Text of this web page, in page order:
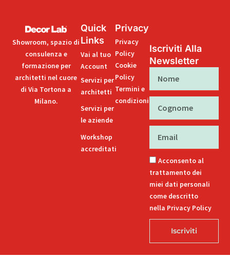
Showroom, spazio di
consulenza e
formazione per
architetti nel cuore
di Via Tortona a
Milano.
Quick
Links
Vai al tuo
Account
Servizi per
architetti
Servizi per
le aziende
Workshop
accreditati
Privacy
Privacy
Policy
Cookie
Policy
Termini e
condizioni
Iscriviti Alla
Newsletter
Acconsento al
trattamento dei
miei dati personali
come descritto
nella Privacy Policy
Iscriviti